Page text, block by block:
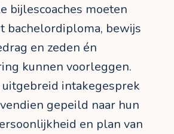
bijlescoaches moeten
bachelordiploma, bewijs
en zeden én
kunnen voorleggen.
intakegesprek
gepeild naar hun
en plan van